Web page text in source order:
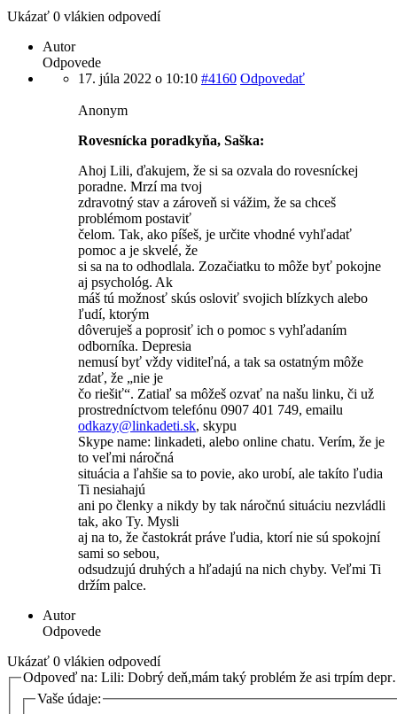
Ukázať 0 vlákien odpovedí
Autor
Odpovede
17. júla 2022 o 10:10 #4160 Odpovedať
Anonym
Rovesnícka poradkyňa, Saška:
Ahoj Lili, ďakujem, že si sa ozvala do rovesníckej
poradne. Mrzí ma tvoj
zdravotný stav a zároveň si vážim, že sa chceš
problémom postaviť
čelom. Tak, ako píšeš, je určite vhodné vyhľadať
pomoc a je skvelé, že
si sa na to odhodlala. Zozačiatku to môže byť pokojne
aj psychológ. Ak
máš tú možnosť skús osloviť svojich blízkych alebo
ľudí, ktorým
dôveruješ a poprosiť ich o pomoc s vyhľadaním
odborníka. Depresia
nemusí byť vždy viditeľná, a tak sa ostatným môže
zdať, že „nie je
čo riešiť“. Zatiaľ sa môžeš ozvať na našu linku, či už
prostredníctvom telefónu 0907 401 749, emailu
odkazy@linkadeti.sk, skypu
Skype name: linkadeti, alebo online chatu. Verím, že je
to veľmi náročná
situácia a ľahšie sa to povie, ako urobí, ale takíto ľudia
Ti nesiahajú
ani po členky a nikdy by tak náročnú situáciu nezvládli
tak, ako Ty. Mysli
aj na to, že častokrát práve ľudia, ktorí nie sú spokojní
sami so sebou,
odsudzujú druhých a hľadajú na nich chyby. Veľmi Ti
držím palce.
Autor
Odpovede
Ukázať 0 vlákien odpovedí
Odpoveď na: Lili: Dobrý deň,mám taký problém že asi trpím
Vaše údaje: